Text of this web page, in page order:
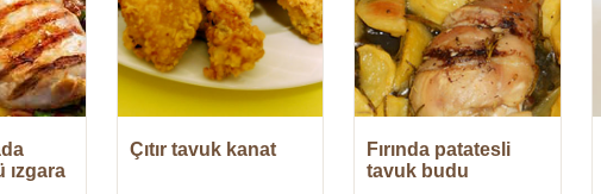
ızgara
Çıtır tavuk kanat
Fırında patatesli
tavuk budu